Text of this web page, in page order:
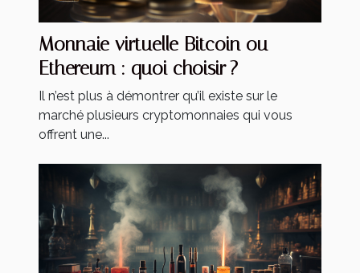
Monnaie virtuelle Bitcoin ou
Ethereum : quoi choisir ?
Il n’est plus à démontrer qu’il existe sur le
marché plusieurs cryptomonnaies qui vous
offrent une...